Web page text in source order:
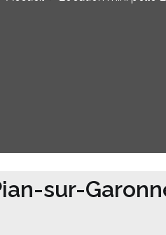
sur-